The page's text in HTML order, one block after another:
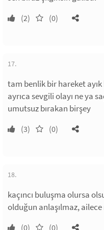
(2) (0)
17.
tam benlik bir hareket
ayrıca sevgili olayı ne ya
umutsuz bırakan birşey
(3) (0)
18.
kaçıncı buluşma olursa
olduğun anlaşılmaz,
(0) (0)